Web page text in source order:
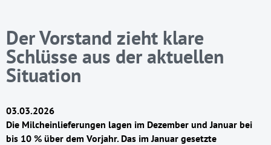
Der Vorstand zieht klare
Schlüsse aus der aktuellen
Situation
03.03.2026
Die Milcheinlieferungen lagen im Dezember und Januar bei
bis 10 % über dem Vorjahr. Das im Januar gesetzte